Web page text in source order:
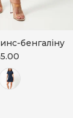
бенгаліну